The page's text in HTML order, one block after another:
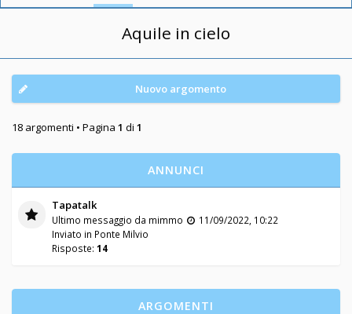
Aquile in cielo
Nuovo argomento
18 argomenti • Pagina 1 di 1
ANNUNCI
Tapatalk
Ultimo messaggio da mimmo
11/09/2022, 10:22
Inviato in Ponte Milvio
Risposte: 14
ARGOMENTI